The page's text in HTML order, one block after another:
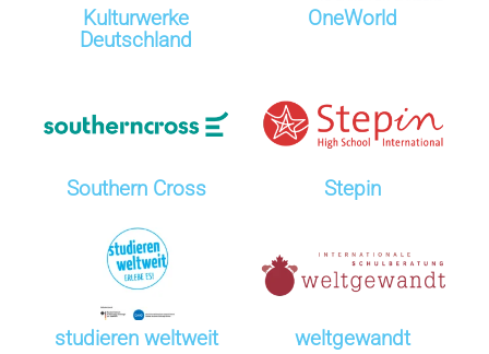
Kulturwerke
Deutschland
OneWorld
Southern Cross Stepin
studieren weltweit weltgewandt